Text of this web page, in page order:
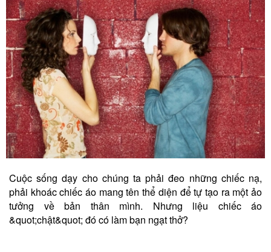
Cuộc sống dạy cho chúng ta phải đeo những chiếc nạ,
phải khoác chiếc áo mang tên thể diện để tự tạo ra một ảo
tưởng về bản thân mình. Nhưng liệu chiếc áo
&quot;chật&quot; đó có làm bạn ngạt thở?